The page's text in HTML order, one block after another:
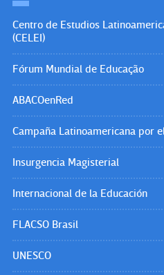
Centro de Estudios
(CELEI)
Fórum Mundial de Educação
ABACOenRed
Campaña Latinoamericana por
Insurgencia Magisterial
Internacional de la Educación
FLACSO Brasil
UNESCO